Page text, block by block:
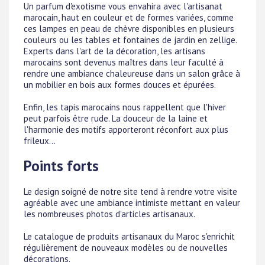
Un parfum d'exotisme vous envahira avec l'artisanat
marocain, haut en couleur et de formes variées, comme
ces lampes en peau de chèvre disponibles en plusieurs
couleurs ou les tables et fontaines de jardin en zellige.
Experts dans l'art de la décoration, les artisans
marocains sont devenus maîtres dans leur faculté à
rendre une ambiance chaleureuse dans un salon grâce à
un mobilier en bois aux formes douces et épurées.
Enfin, les tapis marocains nous rappellent que l'hiver
peut parfois être rude. La douceur de la laine et
l'harmonie des motifs apporteront réconfort aux plus
frileux...
Points forts
Le design soigné de notre site tend à rendre votre visite
agréable avec une ambiance intimiste mettant en valeur
les nombreuses photos d'articles artisanaux.
Le catalogue de produits artisanaux du Maroc s'enrichit
régulièrement de nouveaux modèles ou de nouvelles
décorations.